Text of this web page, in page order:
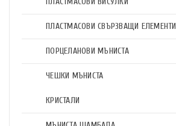
ПЛАСТМАСОВИ СВЪРЗВАЩИ ЕЛЕМЕНТИ
ПОРЦЕЛАНОВИ МЪНИСТА
ЧЕШКИ МЪНИСТА
КРИСТАЛИ